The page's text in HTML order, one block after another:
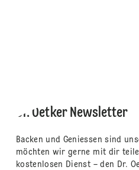
Dr. Oetker Newsletter
Backen und Geniessen sind
möchten wir gerne mit dir
kostenlosen Dienst – den Dr.